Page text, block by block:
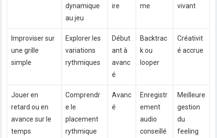
dynamique
au jeu
ire
me
vivant
Improviser sur
une grille
simple
Explorer les
variations
rythmiques
Début
ant à
avanc
é
Backtrac
k ou
looper
Créativit
é accrue
Jouer en
retard ou en
avance sur le
temps
Comprendr
e le
placement
rythmique
Avanc
é
Enregistr
ement
audio
conseillé
Meilleure
gestion
du
feeling